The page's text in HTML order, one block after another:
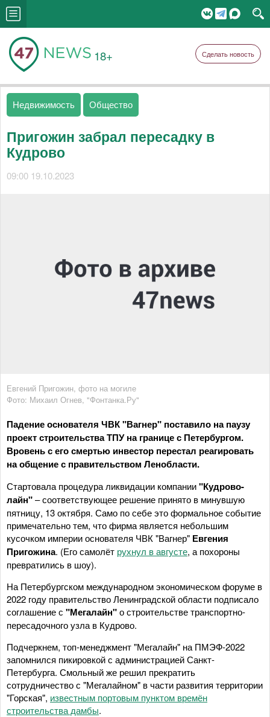
18+ Сделать новость
Недвижимость Общество
Пригожин забрал пересадку в
Кудрово
09:00 19.10.2023
Евгений Пригожин, фото на могиле
Фото: Михаил Огнев, "Фонтанка.Ру"
Падение основателя ЧВК "Вагнер" поставило на паузу
проект строительства ТПУ на границе с Петербургом.
Вровень с его смертью инвестор перестал реагировать
на общение с правительством Ленобласти.
Стартовала процедура ликвидации компании"Кудрово-
лайн"– соответствующее решение принято в минувшую
пятницу, 13 октября. Само по себе это формальное событие
примечательно тем, что фирма является небольшим
кусочком империи основателя ЧВК "Вагнер" Евгения
Пригожина. (Его самолёт рухнул в августе, а похороны
превратились в шоу).
На Петербургском международном экономическом форуме в
2022 году правительство Ленинградской области подписало
соглашение с "Мегалайн"о строительстве транспортно-
пересадочного узла в Кудрово.
Подчеркнем, топ-менеджмент "Мегалайн" на ПМЭФ-2022
запомнился пикировкой с администрацией Санкт-
Петербурга. Смольный же решил прекратить
сотрудничество с "Мегалайном" в части развития территории
"Горская", известным портовым пунктом времён
строительства дамбы.